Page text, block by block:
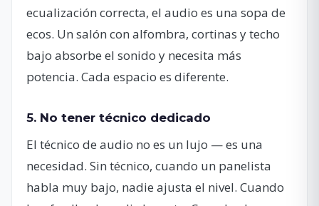
ecualización correcta, el audio es una sopa de
ecos. Un salón con alfombra, cortinas y techo
bajo absorbe el sonido y necesita más
potencia. Cada espacio es diferente.
5. No tener técnico dedicado
El técnico de audio no es un lujo — es una
necesidad. Sin técnico, cuando un panelista
habla muy bajo, nadie ajusta el nivel. Cuando